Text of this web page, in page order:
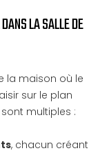
LA SALLE DE
la maison où le
sur le plan
multiples :
, chacun créant